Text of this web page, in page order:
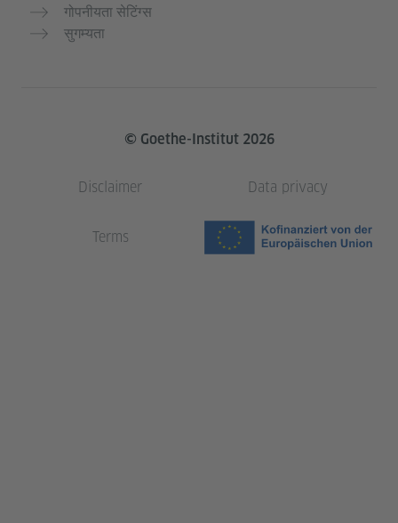
गोपनीयता सेटिंग्स
सुगम्यता
© Goethe-Institut 2026
Disclaimer Data privacy
Terms